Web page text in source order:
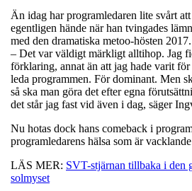
Än idag har programledaren lite svårt
egentligen hände när han tvingades
med den dramatiska metoo-hösten 2017.
– Det var väldigt märkligt alltihop. Jag
förklaring, annat än att jag hade varit
leda programmen. För dominant. Men
så ska man göra det efter egna
det står jag fast vid även i dag, säger
Nu hotas dock hans comeback i
programledarens hälsa som är
LÄS MER: SVT-stjärnan tillbaka i den
solmyset